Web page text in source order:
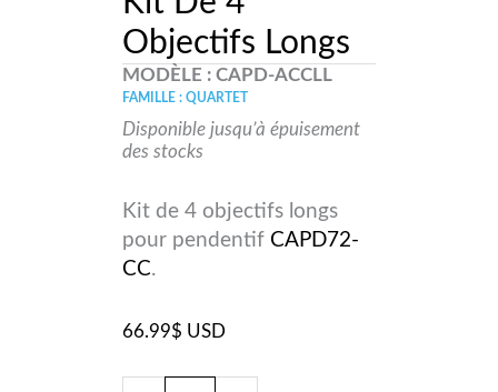
Objectifs Longs
MODÈLE : CAPD-ACCLL
FAMILLE : QUARTET
Disponible jusqu’à épuisement
des stocks
Kit de 4 objectifs longs
pour pendentif CAPD72-
CC.
66.99$ USD